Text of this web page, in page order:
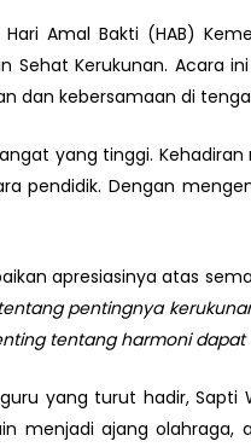
Amal Bakti (HAB)
Kerukunan. Acara
dan kebersamaan di
yang tinggi.
pendidik. Dengan
apresiasinya atas
pentingnya
tentang harmoni
yang turut hadir, Sapti
menjadi ajang